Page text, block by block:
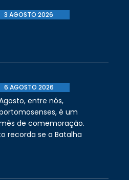
3 AGOSTO 2026
6 AGOSTO 2026
entre nós,
é um
de comemoração.
recorda se a Batalha